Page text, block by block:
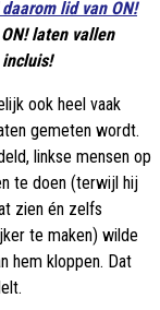
daarom lid van ON!
laten vallen
ook heel vaak
gemeten wordt.
linkse mensen op
te doen (terwijl hij
zien én zelfs
te maken) wilde
hem kloppen. Dat